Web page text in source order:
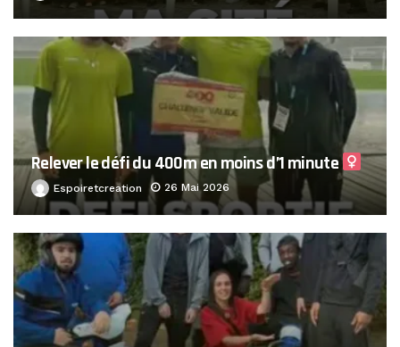
Relever le défi du 400m en moins d’1 minute ‍
Espoiretcreation 26 Mai 2026